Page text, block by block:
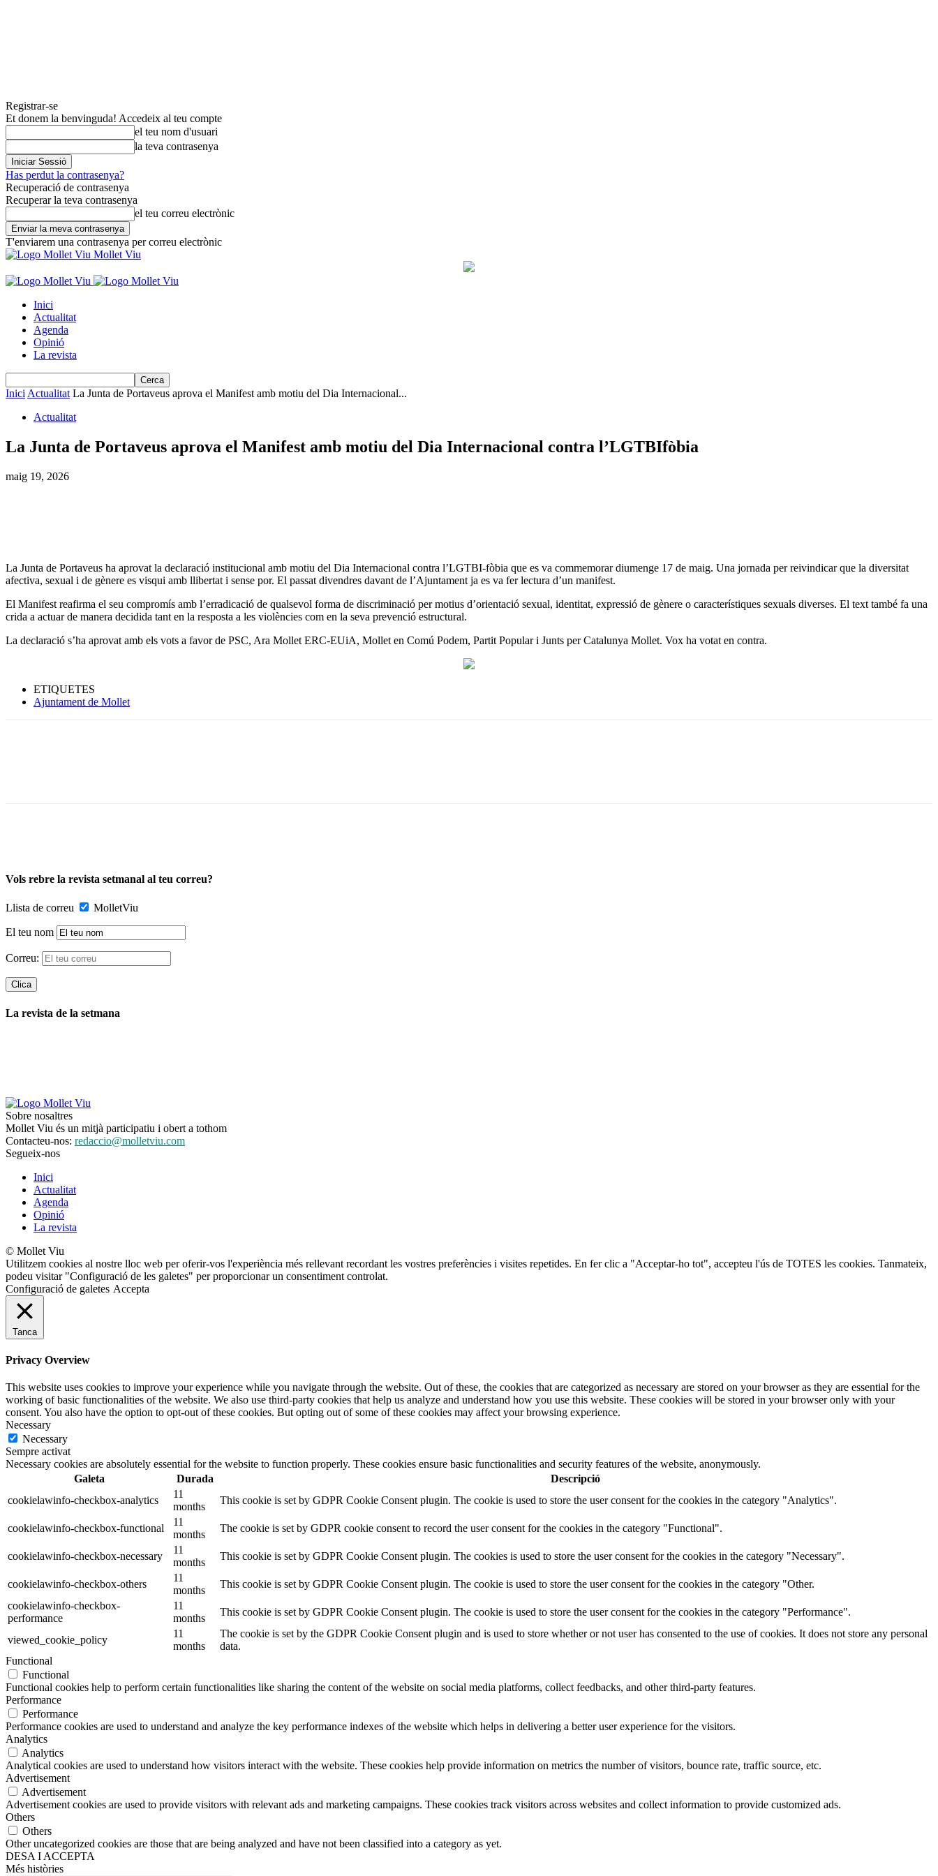
Registrar-se
Et donem la benvinguda! Accedeix al teu compte
el teu nom d'usuari
la teva contrasenya
Has perdut la contrasenya?
Recuperació de contrasenya
Recuperar la teva contrasenya
el teu correu electrònic
T'enviarem una contrasenya per correu electrònic
Mollet Viu
Inici
Actualitat
Agenda
Opinió
La revista
Inici Actualitat La Junta de Portaveus aprova el Manifest amb motiu del Dia Internacional...
Actualitat
La Junta de Portaveus aprova el Manifest amb motiu del Dia Internacional contra l’LGTBIfòbia
maig 19, 2026
La Junta de Portaveus ha aprovat la declaració institucional amb motiu del Dia Internacional contra l’LGTBI-fòbia que es va commemorar diumenge 17 de maig. Una jornada per reivindicar que la diversitat
afectiva, sexual i de gènere es visqui amb llibertat i sense por. El passat divendres davant de l’Ajuntament ja es va fer lectura d’un manifest.
El Manifest reafirma el seu compromís amb l’erradicació de qualsevol forma de discriminació per motius d’orientació sexual, identitat, expressió de gènere o característiques sexuals diverses. El text també fa una
crida a actuar de manera decidida tant en la resposta a les violències com en la seva prevenció estructural.
La declaració s’ha aprovat amb els vots a favor de PSC, Ara Mollet ERC-EUiA, Mollet en Comú Podem, Partit Popular i Junts per Catalunya Mollet. Vox ha votat en contra.
ETIQUETES
Ajuntament de Mollet
Vols rebre la revista setmanal al teu correu?
Llista de correu MolletViu
El teu nom
Correu:
La revista de la setmana
Sobre nosaltres
Mollet Viu és un mitjà participatiu i obert a tothom
Contacteu-nos: redaccio@molletviu.com
Segueix-nos
Inici
Actualitat
Agenda
Opinió
La revista
© Mollet Viu
Utilitzem cookies al nostre lloc web per oferir-vos l'experiència més rellevant recordant les vostres preferències i visites repetides. En fer clic a "Acceptar-ho tot", accepteu l'ús de TOTES les cookies. Tanmateix,
podeu visitar "Configuració de les galetes" per proporcionar un consentiment controlat.
Configuració de galetes Accepta
Tanca
Privacy Overview
This website uses cookies to improve your experience while you navigate through the website. Out of these, the cookies that are categorized as necessary are stored on your browser as they are essential for the
working of basic functionalities of the website. We also use third-party cookies that help us analyze and understand how you use this website. These cookies will be stored in your browser only with your
consent. You also have the option to opt-out of these cookies. But opting out of some of these cookies may affect your browsing experience.
Necessary
Necessary
Sempre activat
Necessary cookies are absolutely essential for the website to function properly. These cookies ensure basic functionalities and security features of the website, anonymously.
Galeta
Durada
Descripció
cookielawinfo-checkbox-analytics
11
months
This cookie is set by GDPR Cookie Consent plugin. The cookie is used to store the user consent for the cookies in the category "Analytics".
cookielawinfo-checkbox-functional
11
months
The cookie is set by GDPR cookie consent to record the user consent for the cookies in the category "Functional".
cookielawinfo-checkbox-necessary
11
months
This cookie is set by GDPR Cookie Consent plugin. The cookies is used to store the user consent for the cookies in the category "Necessary".
cookielawinfo-checkbox-others
11
months
This cookie is set by GDPR Cookie Consent plugin. The cookie is used to store the user consent for the cookies in the category "Other.
cookielawinfo-checkbox-
performance
11
months
This cookie is set by GDPR Cookie Consent plugin. The cookie is used to store the user consent for the cookies in the category "Performance".
viewed_cookie_policy
11
months
The cookie is set by the GDPR Cookie Consent plugin and is used to store whether or not user has consented to the use of cookies. It does not store any personal
data.
Functional
Functional
Functional cookies help to perform certain functionalities like sharing the content of the website on social media platforms, collect feedbacks, and other third-party features.
Performance
Performance
Performance cookies are used to understand and analyze the key performance indexes of the website which helps in delivering a better user experience for the visitors.
Analytics
Analytics
Analytical cookies are used to understand how visitors interact with the website. These cookies help provide information on metrics the number of visitors, bounce rate, traffic source, etc.
Advertisement
Advertisement
Advertisement cookies are used to provide visitors with relevant ads and marketing campaigns. These cookies track visitors across websites and collect information to provide customized ads.
Others
Others
Other uncategorized cookies are those that are being analyzed and have not been classified into a category as yet.
DESA I ACCEPTA
Més històries